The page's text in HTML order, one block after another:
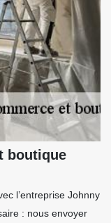
boutique
l’entreprise Johnny
: nous envoyer